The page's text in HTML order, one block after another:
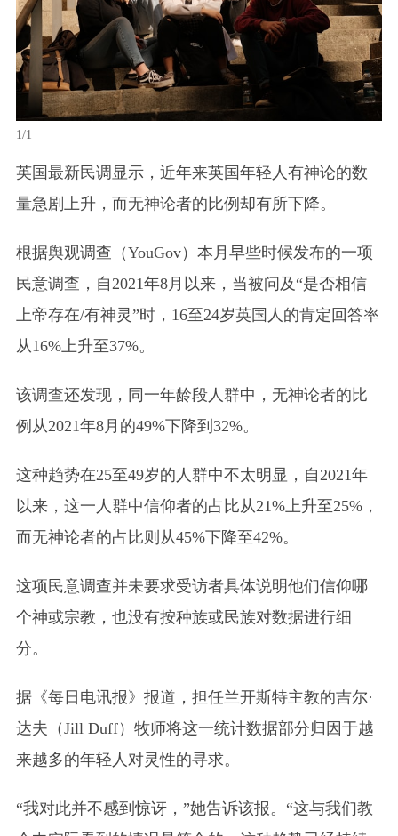
1/1
英国最新民调显示，近年来英国年轻人有神论的数
量急剧上升，而无神论者的比例却有所下降。
根据舆观调查（YouGov）本月早些时候发布的一项
民意调查，自2021年8月以来，当被问及“是否相信
上帝存在/有神灵”时，16至24岁英国人的肯定回答率
从16%上升至37%。
该调查还发现，同一年龄段人群中，无神论者的比
例从2021年8月的49%下降到32%。
这种趋势在25至49岁的人群中不太明显，自2021年
以来，这一人群中信仰者的占比从21%上升至25%，
而无神论者的占比则从45%下降至42%。
这项民意调查并未要求受访者具体说明他们信仰哪
个神或宗教，也没有按种族或民族对数据进行细
分。
据《每日电讯报》报道，担任兰开斯特主教的吉尔·
达夫（Jill Duff）牧师将这一统计数据部分归因于越
来越多的年轻人对灵性的寻求。
“我对此并不感到惊讶，”她告诉该报。“这与我们教